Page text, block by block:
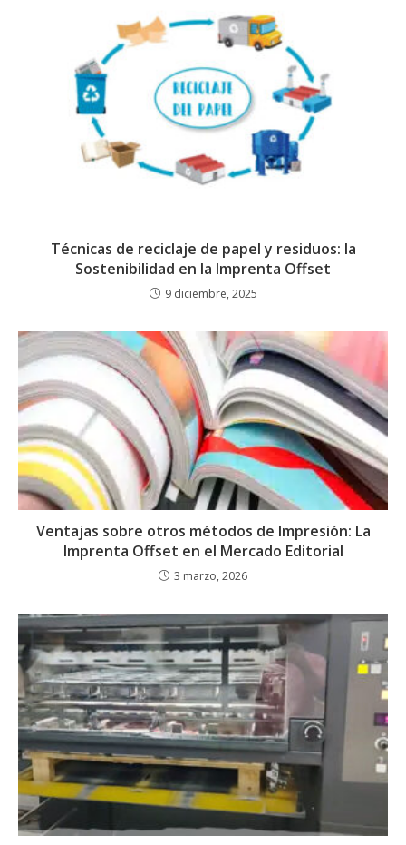
Técnicas de reciclaje de papel y residuos: la
Sostenibilidad en la Imprenta Offset
9 diciembre, 2025
Ventajas sobre otros métodos de Impresión: La
Imprenta Offset en el Mercado Editorial
3 marzo, 2026